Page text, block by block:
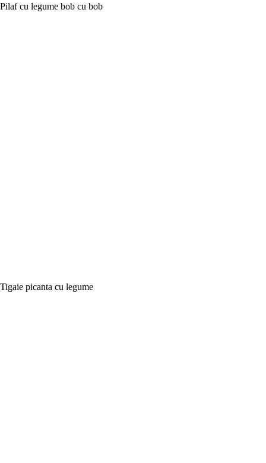
Pilaf cu legume bob cu bob
Tigaie picanta cu legume